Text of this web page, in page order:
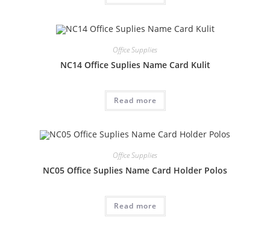
Office Supplies
NC14 Office Suplies Name Card Kulit
Read more
Office Supplies
NC05 Office Suplies Name Card Holder Polos
Read more